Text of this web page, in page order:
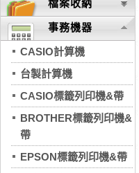
檔案收納
事務機器
CASIO計算機
台製計算機
CASIO標籤列印機&帶
BROTHER標籤列印機&
帶
EPSON標籤列印機&帶